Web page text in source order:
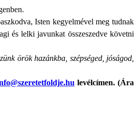
Isten kegyelmével meg tudnak
és lelki javunkat összeszedve követni
örök hazánkba, szépséged, jóságod,
levélcímen. (Ára